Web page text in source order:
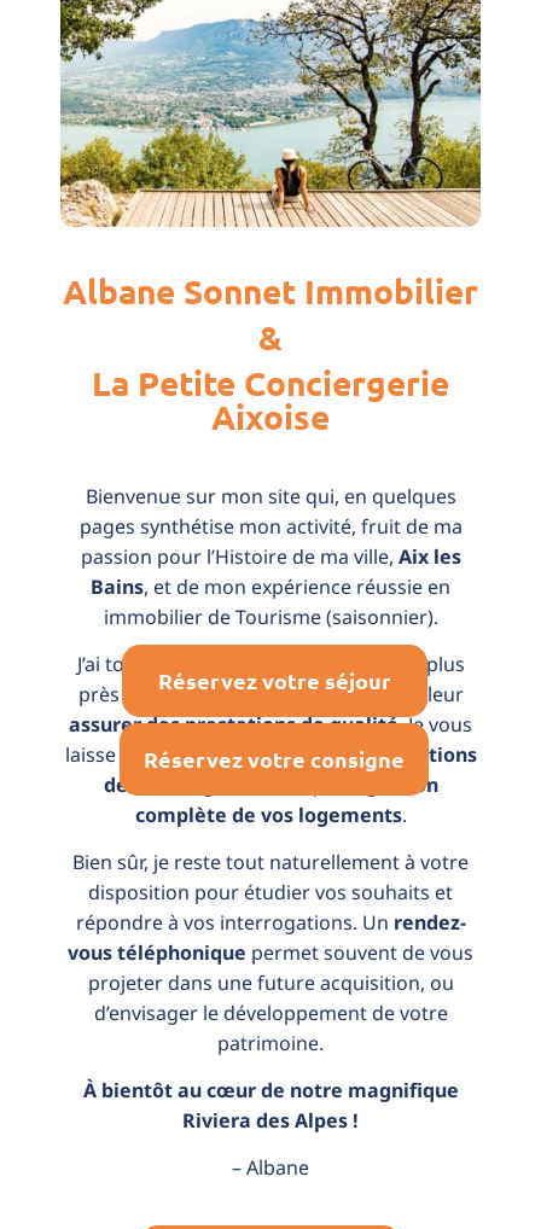
Albane Sonnet Immobilier
&
La Petite Conciergerie
Aixoise
Bienvenue sur mon site qui, en quelques
pages synthétise mon activité, fruit de ma
passion pour l’Histoire de ma ville, Aix les
Bains, et de mon expérience réussie en
immobilier de Tourisme (saisonnier).
J’ai toujours eu à cœur de travailler au plus
près des attentes de mes clients pour leur
assurer des prestations de qualité. Je vous
laisse découvrir messerviceset prestations
de conciergerie
gestion
complète de vos logements.
Bien sûr, je reste tout naturellement à votre
disposition pour étudier vos souhaits et
répondre à vos interrogations. Un rendez-
vous téléphonique permet souvent de vous
projeter dans une future acquisition, ou
d’envisager le développement de votre
patrimoine.
À bientôt au cœur de notre magnifique
Riviera des Alpes !
– Albane
Réservez votre séjour
Réservez votre consigne